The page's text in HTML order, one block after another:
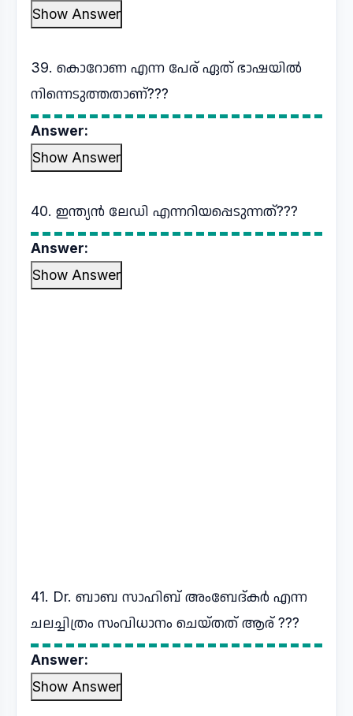
Show Answer
39. കൊറോണ എന്ന പേര് ഏത് ഭാഷയിൽ
നിന്നെടുത്തതാണ്???
Answer:
Show Answer
40. ഇന്ത്യൻ ലേഡി എന്നറിയപ്പെടുന്നത്???
Answer:
Show Answer
41. Dr. ബാബ സാഹിബ് അംബേദ്കർ എന്ന
ചലച്ചിത്രം സംവിധാനം ചെയ്തത് ആര് ???
Answer:
Show Answer